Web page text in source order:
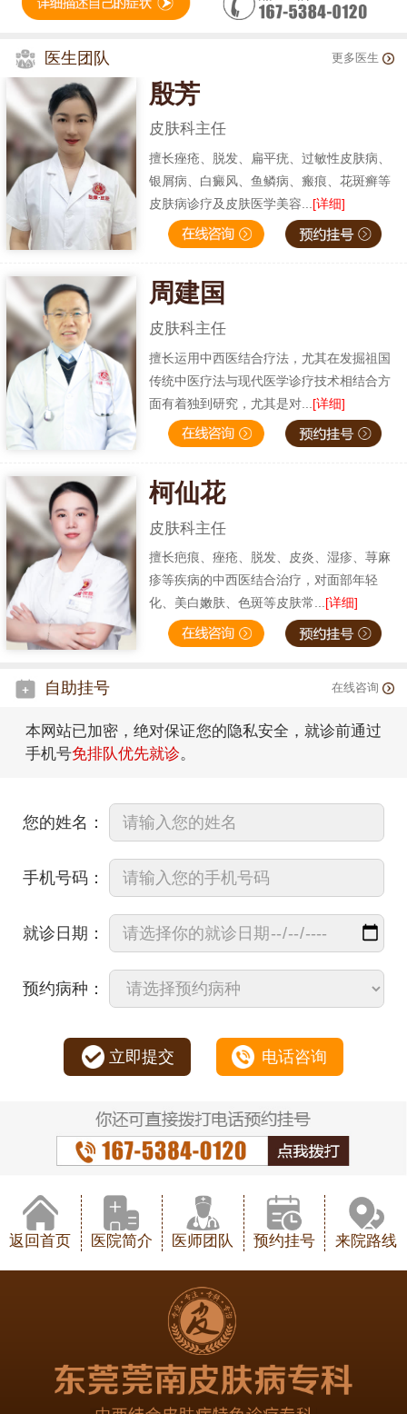
医生团队 更多医生
殷芳
皮肤科主任
擅长痤疮、脱发、扁平疣、过敏性皮肤病、
银屑病、白癜风、鱼鳞病、瘢痕、花斑癣等
皮肤病诊疗及皮肤医学美容... [详细]
周建国
皮肤科主任
擅长运用中西医结合疗法，尤其在发掘祖国
传统中医疗法与现代医学诊疗技术相结合方
面有着独到研究，尤其是对... [详细]
柯仙花
皮肤科主任
擅长疤痕、痤疮、脱发、皮炎、湿疹、荨麻
疹等疾病的中西医结合治疗，对面部年轻
化、美白嫩肤、色斑等皮肤常...[详细]
自助挂号 在线咨询
本网站已加密，绝对保证您的隐私安全，就诊前通过
手机号免排队优先就诊。
您的姓名：
手机号码：
就诊日期：
预约病种：
立即提交 电话咨询
返回首页 医院简介 医师团队 预约挂号 来院路线